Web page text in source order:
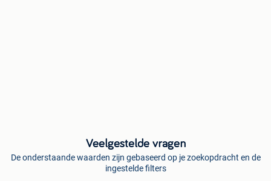
Veelgestelde vragen
De onderstaande waarden zijn gebaseerd op je zoekopdracht en de
ingestelde filters